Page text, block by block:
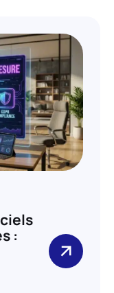
: